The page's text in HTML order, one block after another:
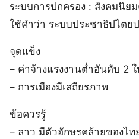
ระบบการปกครอง : สังคมนิย
ใช้คำว่า ระบบประชาธิปไตย
จุดแข็ง
– ค่าจ้างแรงงานต่ำอันดับ 2
– การเมืองมีเสถียรภาพ
ข้อควรรู้
– ลาว มีตัวอักษรคล้ายของไ